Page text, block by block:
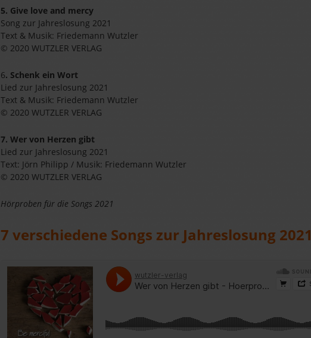
5. Give love and mercy
Song zur Jahreslosung 2021
Text & Musik: Friedemann Wutzler
© 2020 WUTZLER VERLAG
6. Schenk ein Wort
Lied zur Jahreslosung 2021
Text & Musik: Friedemann Wutzler
© 2020 WUTZLER VERLAG
7. Wer von Herzen gibt
Lied zur Jahreslosung 2021
Text: Jörn Philipp / Musik: Friedemann Wutzler
© 2020 WUTZLER VERLAG
Hörproben für die Songs 2021
7 verschiedene Songs zur Jahreslosung 2021